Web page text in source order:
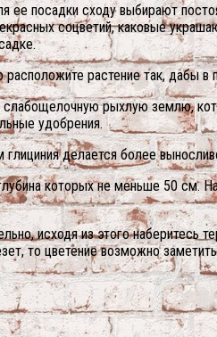
ее посадки сходу выбирают
соцветий, каковые
растение так, дабы
слабощелочную рыхлую землю,
удобрения.
делается более
которых не меньше 50
исходя из этого наберитесь
то цветение возможно